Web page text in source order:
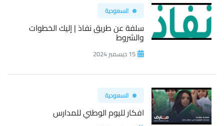
السعودية
سلفة عن طريق نفاذ | إليك الخطوات
والشروط
15 ديسمبر 2024
السعودية
افكار لليوم الوطني للمدارس